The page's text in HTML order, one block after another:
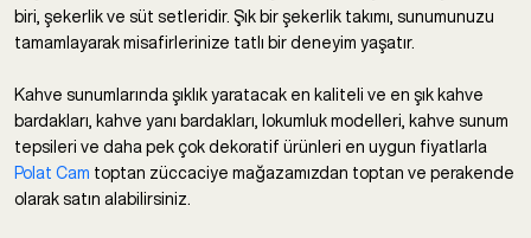
biri, şekerlik ve süt setleridir. Şık bir şekerlik takımı, sunumunuzu
tamamlayarak misafirlerinize tatlı bir deneyim yaşatır.
Kahve sunumlarında şıklık yaratacak en kaliteli ve en şık kahve
bardakları, kahve yanı bardakları, lokumluk modelleri, kahve sunum
tepsileri ve daha pek çok dekoratif ürünleri en uygun fiyatlarla
Polat Cam toptan züccaciye mağazamızdan toptan ve perakende
olarak satın alabilirsiniz.